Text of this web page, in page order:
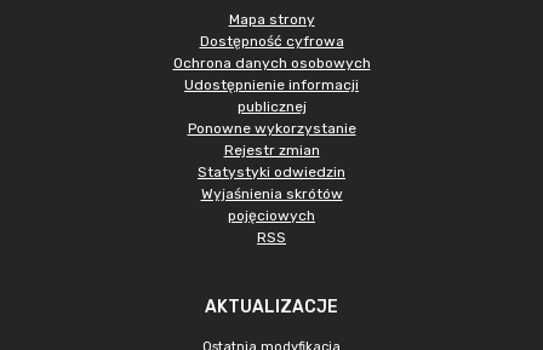
Mapa strony
Dostępność cyfrowa
Ochrona danych osobowych
Udostępnienie informacji
publicznej
Ponowne wykorzystanie
Rejestr zmian
Statystyki odwiedzin
Wyjaśnienia skrótów
pojęciowych
RSS
AKTUALIZACJE